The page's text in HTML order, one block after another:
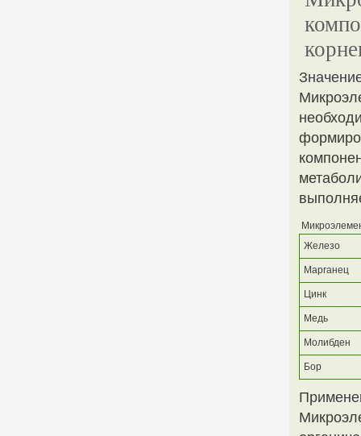
Железо
Марганец
Цинк
Медь
Молибден
Бор